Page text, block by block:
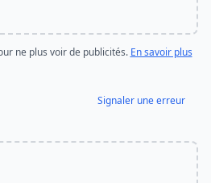
ne plus voir de publicités. En savoir plus
Signaler une erreur